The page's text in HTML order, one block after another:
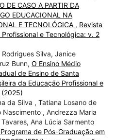
DE CASO A PARTIR DA
EDUCACIONAL NA
E TECNOLÓGICA , Revista
e Tecnológica: v. 2
Rodrigues Silva, Janice
Bunn, O Ensino Médio
de Ensino de Santa
da Educação Profissional e
da Silva , Tatiana Losano de
, Andrezza Maria
Ana Lúcia Sarmento
de Pós-Graduação em